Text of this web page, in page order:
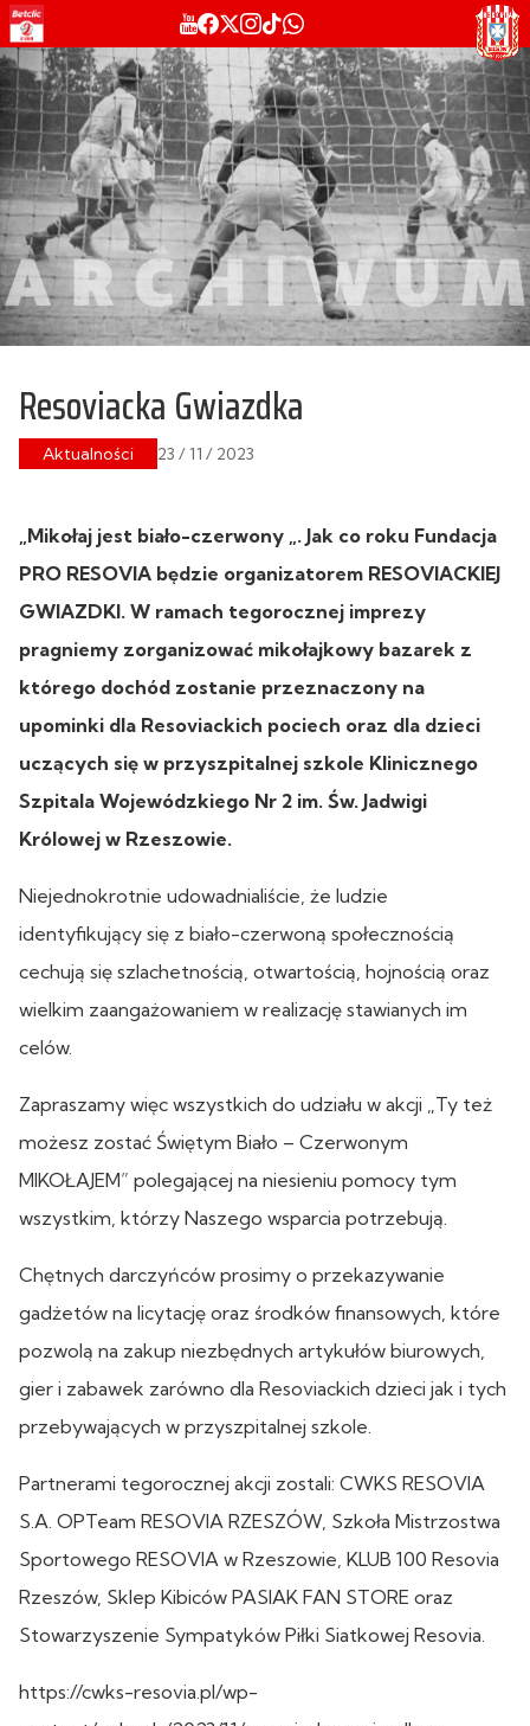
Resoviacka Gwiazdka
Aktualności 23 / 11 / 2023
„Mikołaj jest biało-czerwony „. Jak co roku Fundacja
PRO RESOVIA będzie organizatorem RESOVIACKIEJ
GWIAZDKI. W ramach tegorocznej imprezy
pragniemy zorganizować mikołajkowy bazarek z
którego dochód zostanie przeznaczony na
upominki dla Resoviackich pociech oraz dla dzieci
uczących się w przyszpitalnej szkole Klinicznego
Szpitala Wojewódzkiego Nr 2 im. Św. Jadwigi
Królowej w Rzeszowie.
Niejednokrotnie udowadnialiście, że ludzie
identyfikujący się z biało-czerwoną społecznością
cechują się szlachetnością, otwartością, hojnością oraz
wielkim zaangażowaniem w realizację stawianych im
celów.
Zapraszamy więc wszystkich do udziału w akcji „Ty też
możesz zostać Świętym Biało – Czerwonym
MIKOŁAJEM” polegającej na niesieniu pomocy tym
wszystkim, którzy Naszego wsparcia potrzebują.
Chętnych darczyńców prosimy o przekazywanie
gadżetów na licytację oraz środków finansowych, które
pozwolą na zakup niezbędnych artykułów biurowych,
gier i zabawek zarówno dla Resoviackich dzieci jak i tych
przebywających w przyszpitalnej szkole.
Partnerami tegorocznej akcji zostali: CWKS RESOVIA
S.A. OPTeam RESOVIA RZESZÓW, Szkoła Mistrzostwa
Sportowego RESOVIA w Rzeszowie, KLUB 100 Resovia
Rzeszów, Sklep Kibiców PASIAK FAN STORE oraz
Stowarzyszenie Sympatyków Piłki Siatkowej Resovia.
https://cwks-resovia.pl/wp-